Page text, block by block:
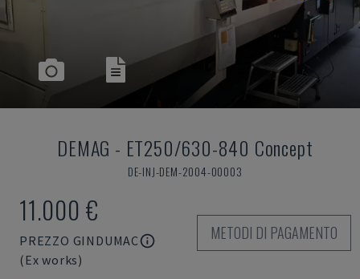
DEMAG - ET250/630-840 Concept
DE-INJ-DEM-2004-00003
11.000 €
PREZZO GINDUMAC
(Ex works)
METODI DI PAGAMENTO